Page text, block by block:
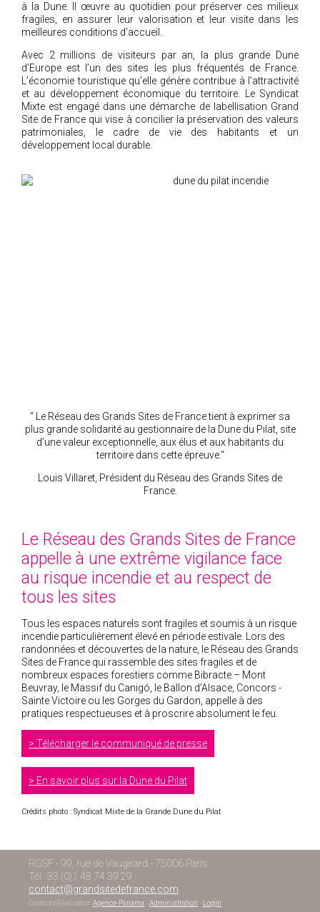
à la Dune. Il œuvre au quotidien pour préserver ces milieux
fragiles, en assurer leur valorisation et leur visite dans les
meilleures conditions d’accueil.
Avec 2 millions de visiteurs par an, la plus grande Dune
d’Europe est l’un des sites les plus fréquentés de France.
L’économie touristique qu’elle génère contribue à l’attractivité
et au développement économique du territoire. Le Syndicat
Mixte est engagé dans une démarche de labellisation Grand
Site de France qui vise à concilier la préservation des valeurs
patrimoniales, le cadre de vie des habitants et un
développement local durable.
“ Le Réseau des Grands Sites de France tient à exprimer sa
plus grande solidarité au gestionnaire de la Dune du Pilat, site
d’une valeur exceptionnelle, aux élus et aux habitants du
territoire dans cette épreuve.“
Louis Villaret, Président du Réseau des Grands Sites de
France.
Le Réseau des Grands Sites de France
appelle à une extrême vigilance face
au risque incendie et au respect de
tous les sites
Tous les espaces naturels sont fragiles et soumis à un risque
incendie particulièrement élevé en période estivale. Lors des
randonnées et découvertes de la nature, le Réseau des Grands
Sites de France qui rassemble des sites fragiles et de
nombreux espaces forestiers comme Bibracte – Mont
Beuvray, le Massif du Canigó, le Ballon d’Alsace, Concors -
Sainte Victoire ou les Gorges du Gardon, appelle à des
pratiques respectueuses et à proscrire absolument le feu.
Télécharger le communiqué de presse
En savoir plus sur la Dune du Pilat
Crédits photo : Syndicat Mixte de la Grande Dune du Pilat
RGSF - 99, rue de Vaugirard - 75006 Paris
Tél : 33 (0)1 48 74 39 29
contact@grandsitedefrance.com
Création/RéalisationAgence-Panama - Administration - Login